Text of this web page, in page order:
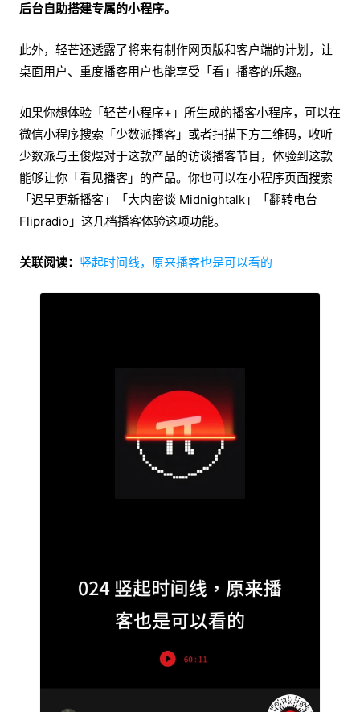
后台自助搭建专属的小程序。
此外，轻芒还透露了将来有制作网页版和客户端的计划，让
桌面用户、重度播客用户也能享受「看」播客的乐趣。
如果你想体验「轻芒小程序+」所生成的播客小程序，可以在
微信小程序搜索「少数派播客」或者扫描下方二维码，收听
少数派与王俊煜对于这款产品的访谈播客节目，体验到这款
能够让你「看见播客」的产品。你也可以在小程序页面搜索
「迟早更新播客」「大内密谈 Midnightalk」「翻转电台
Flipradio」这几档播客体验这项功能。
关联阅读： 竖起时间线，原来播客也是可以看的